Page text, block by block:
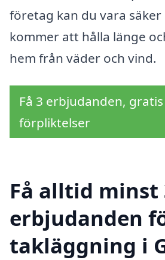
företag kan du vara
kommer att hålla länge
hem från väder och vind.
Få 3 erbjudanden,
förpliktelser
Få alltid minst
erbjudanden
takläggning i